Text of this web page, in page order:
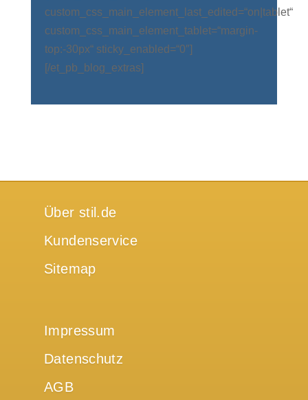
custom_css_main_element_last_edited=“on|tablet“
custom_css_main_element_tablet=“margin-
top:-30px“ sticky_enabled=“0″]
[/et_pb_blog_extras]
Über stil.de
Kundenservice
Sitemap
Impressum
Datenschutz
AGB